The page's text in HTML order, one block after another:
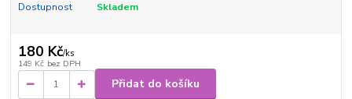
Dostupnost Skladem
180 Kč/ks
149 Kč bez DPH
Přidat do košíku